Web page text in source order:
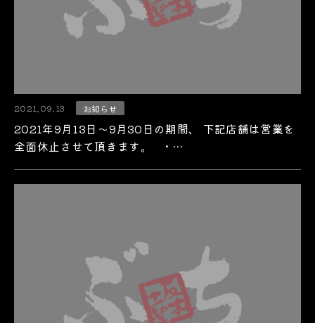
2021.09.13 お知らせ
2021年9月13日～9月30日の期間、 下記店舗は営業を
全面休止させて頂きます。 ・…